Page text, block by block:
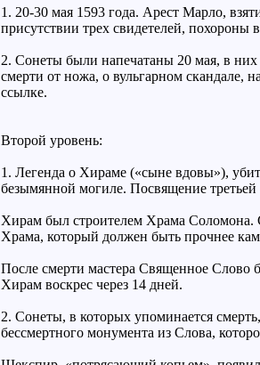
1. 20-30 мая 1593 года. Арест Марло,
присутствии трех свидетелей,
2. Сонеты были напечатаны 20 мая, в них
смерти от ножа, о вульгарном скандале,
ссылке.
Второй уровень:
1. Легенда о Хираме («сыне вдовы»),
безымянной могиле. Посвящение
Хирам был строителем Храма Соломона.
Храма, который должен быть прочнее
После смерти мастера Священное Слово
Хирам воскрес через 14 дней.
2. Сонеты, в которых упоминается
бессмертного монумента из Слова,